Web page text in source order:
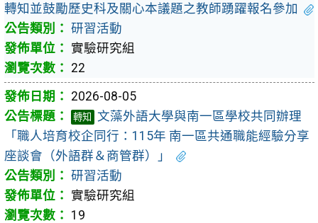
轉知並鼓勵歷史科及關心本議題之教師踴躍報名參加
研習活動
實驗研究組
22
2026-08-05
轉知
文藻外語大學與南一區學校共同辦理
「職人培育校企同行：115年 南一區共通職能經驗分享
座談會（外語群＆商管群）」
研習活動
實驗研究組
19